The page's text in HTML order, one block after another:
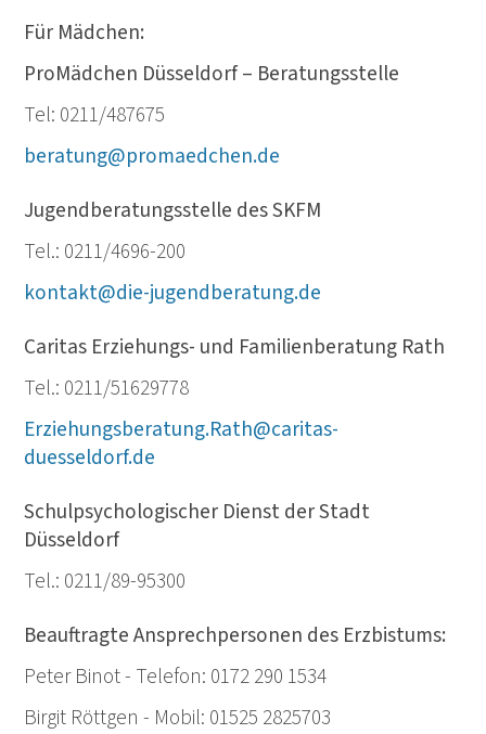
Für Mädchen:
ProMädchen Düsseldorf – Beratungsstelle
Tel: 0211/487675
beratung@promaedchen.de
Jugendberatungsstelle des SKFM
Tel.: 0211/4696-200
kontakt@die-jugendberatung.de
Caritas Erziehungs- und Familienberatung Rath
Tel.: 0211/51629778
Erziehungsberatung.Rath@caritas-
duesseldorf.de
Schulpsychologischer Dienst der Stadt
Düsseldorf
Tel.: 0211/89-95300
Beauftragte Ansprechpersonen des Erzbistums:
Peter Binot - Telefon: 0172 290 1534
Birgit Röttgen - Mobil: 01525 2825703